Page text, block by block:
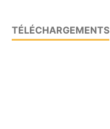
TÉLÉCHARGEMENTS